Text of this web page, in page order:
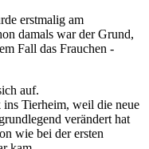
erstmalig am
damals war der Grund,
Fall das Frauchen -
auf.
Tierheim, weil die neue
verändert hat
wie bei der ersten